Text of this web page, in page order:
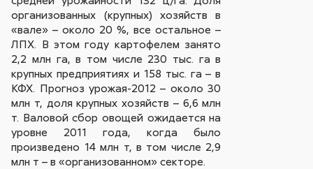
организованных (крупных) хозяйств в
«вале» – около 20 %, все остальное –
ЛПХ. В этом году картофелем занято
2,2 млн га, в том числе 230 тыс. га в
крупных предприятиях и 158 тыс. га – в
КФХ. Прогноз урожая-2012 – около 30
млн т, доля крупных хозяйств – 6,6 млн
т. Валовой сбор овощей ожидается на
уровне 2011 года, когда было
произведено 14 млн т, в том числе 2,9
млн т – в «организованном» секторе.